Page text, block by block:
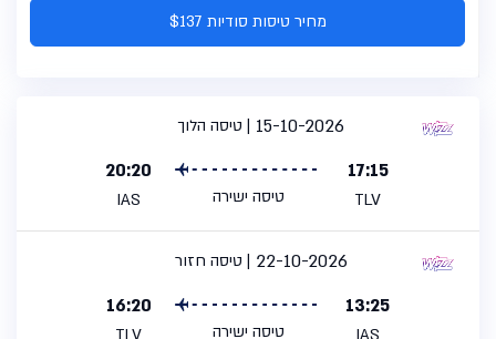
מחיר טיסות סודיות $137
טיסה הלוך
15-10-2026
17:15
TLV טיסה ישירה
20:20
IAS
טיסה חזור
22-10-2026
13:25
טיסה ישירה
16:20